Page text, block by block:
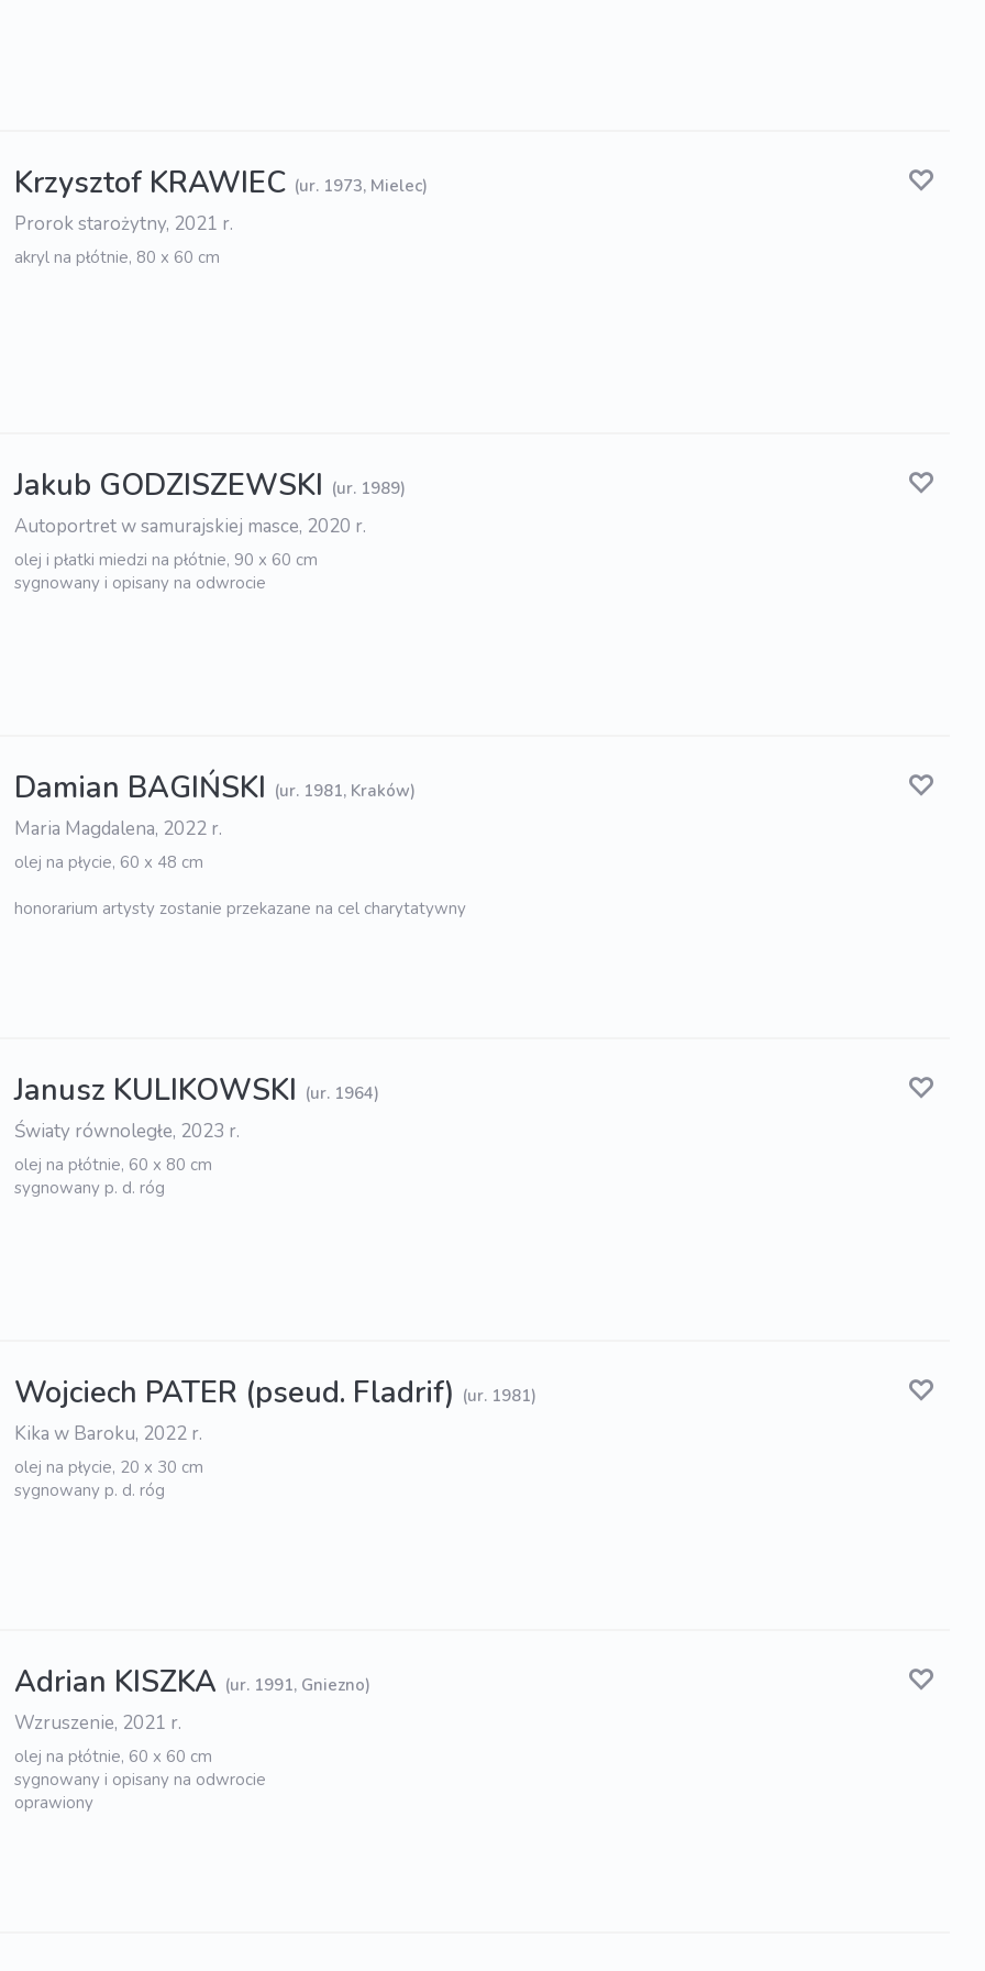
Krzysztof KRAWIEC (ur. 1973, Mielec)
Prorok starożytny, 2021 r.
akryl na płótnie, 80 x 60 cm
Jakub GODZISZEWSKI (ur. 1989)
Autoportret w samurajskiej masce, 2020 r.
olej i płatki miedzi na płótnie, 90 x 60 cm
sygnowany i opisany na odwrocie
Damian BAGIŃSKI (ur. 1981, Kraków)
Maria Magdalena, 2022 r.
olej na płycie, 60 x 48 cm
honorarium artysty zostanie przekazane na cel charytatywny
Janusz KULIKOWSKI (ur. 1964)
Światy równoległe, 2023 r.
olej na płótnie, 60 x 80 cm
sygnowany p. d. róg
Wojciech PATER (pseud. Fladrif) (ur. 1981)
Kika w Baroku, 2022 r.
olej na płycie, 20 x 30 cm
sygnowany p. d. róg
Adrian KISZKA (ur. 1991, Gniezno)
Wzruszenie, 2021 r.
olej na płótnie, 60 x 60 cm
sygnowany i opisany na odwrocie
oprawiony